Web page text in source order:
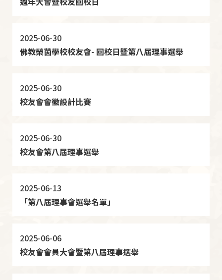
2025-06-30
佛教榮茵學校校友會- 回校日暨第八屆理事選舉
2025-06-30
校友會會徽設計比賽
2025-06-30
校友會第八屆理事選舉
2025-06-13
「第八屆理事會選舉名單」
2025-06-06
校友會會員大會暨第八屆理事選舉